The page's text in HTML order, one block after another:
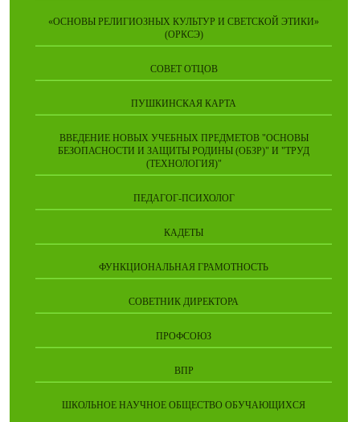
«ОСНОВЫ РЕЛИГИОЗНЫХ КУЛЬТУР И СВЕТСКОЙ ЭТИКИ»
(ОРКСЭ)
СОВЕТ ОТЦОВ
ПУШКИНСКАЯ КАРТА
ВВЕДЕНИЕ НОВЫХ УЧЕБНЫХ ПРЕДМЕТОВ "ОСНОВЫ
БЕЗОПАСНОСТИ И ЗАЩИТЫ РОДИНЫ (ОБЗР)" И "ТРУД
(ТЕХНОЛОГИЯ)"
ПЕДАГОГ-ПСИХОЛОГ
КАДЕТЫ
ФУНКЦИОНАЛЬНАЯ ГРАМОТНОСТЬ
СОВЕТНИК ДИРЕКТОРА
ПРОФСОЮЗ
ВПР
ШКОЛЬНОЕ НАУЧНОЕ ОБЩЕСТВО ОБУЧАЮЩИХСЯ